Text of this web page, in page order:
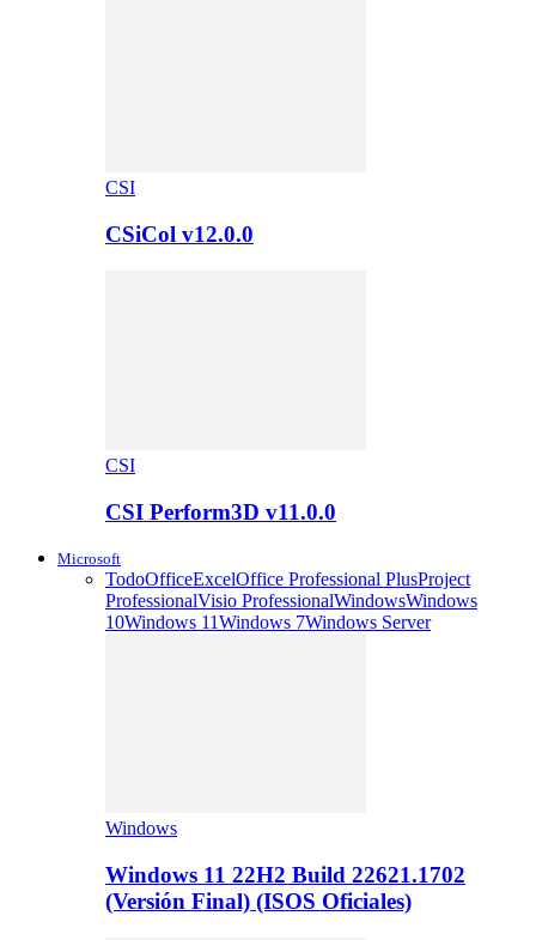
CSI
CSiCol v12.0.0
CSI
CSI Perform3D v11.0.0
Microsoft
TodoOfficeExcelOffice Professional PlusProject
ProfessionalVisio ProfessionalWindowsWindows
10Windows 11Windows 7Windows Server
Windows
Windows 11 22H2 Build 22621.1702
(Versión Final) (ISOS Oficiales)